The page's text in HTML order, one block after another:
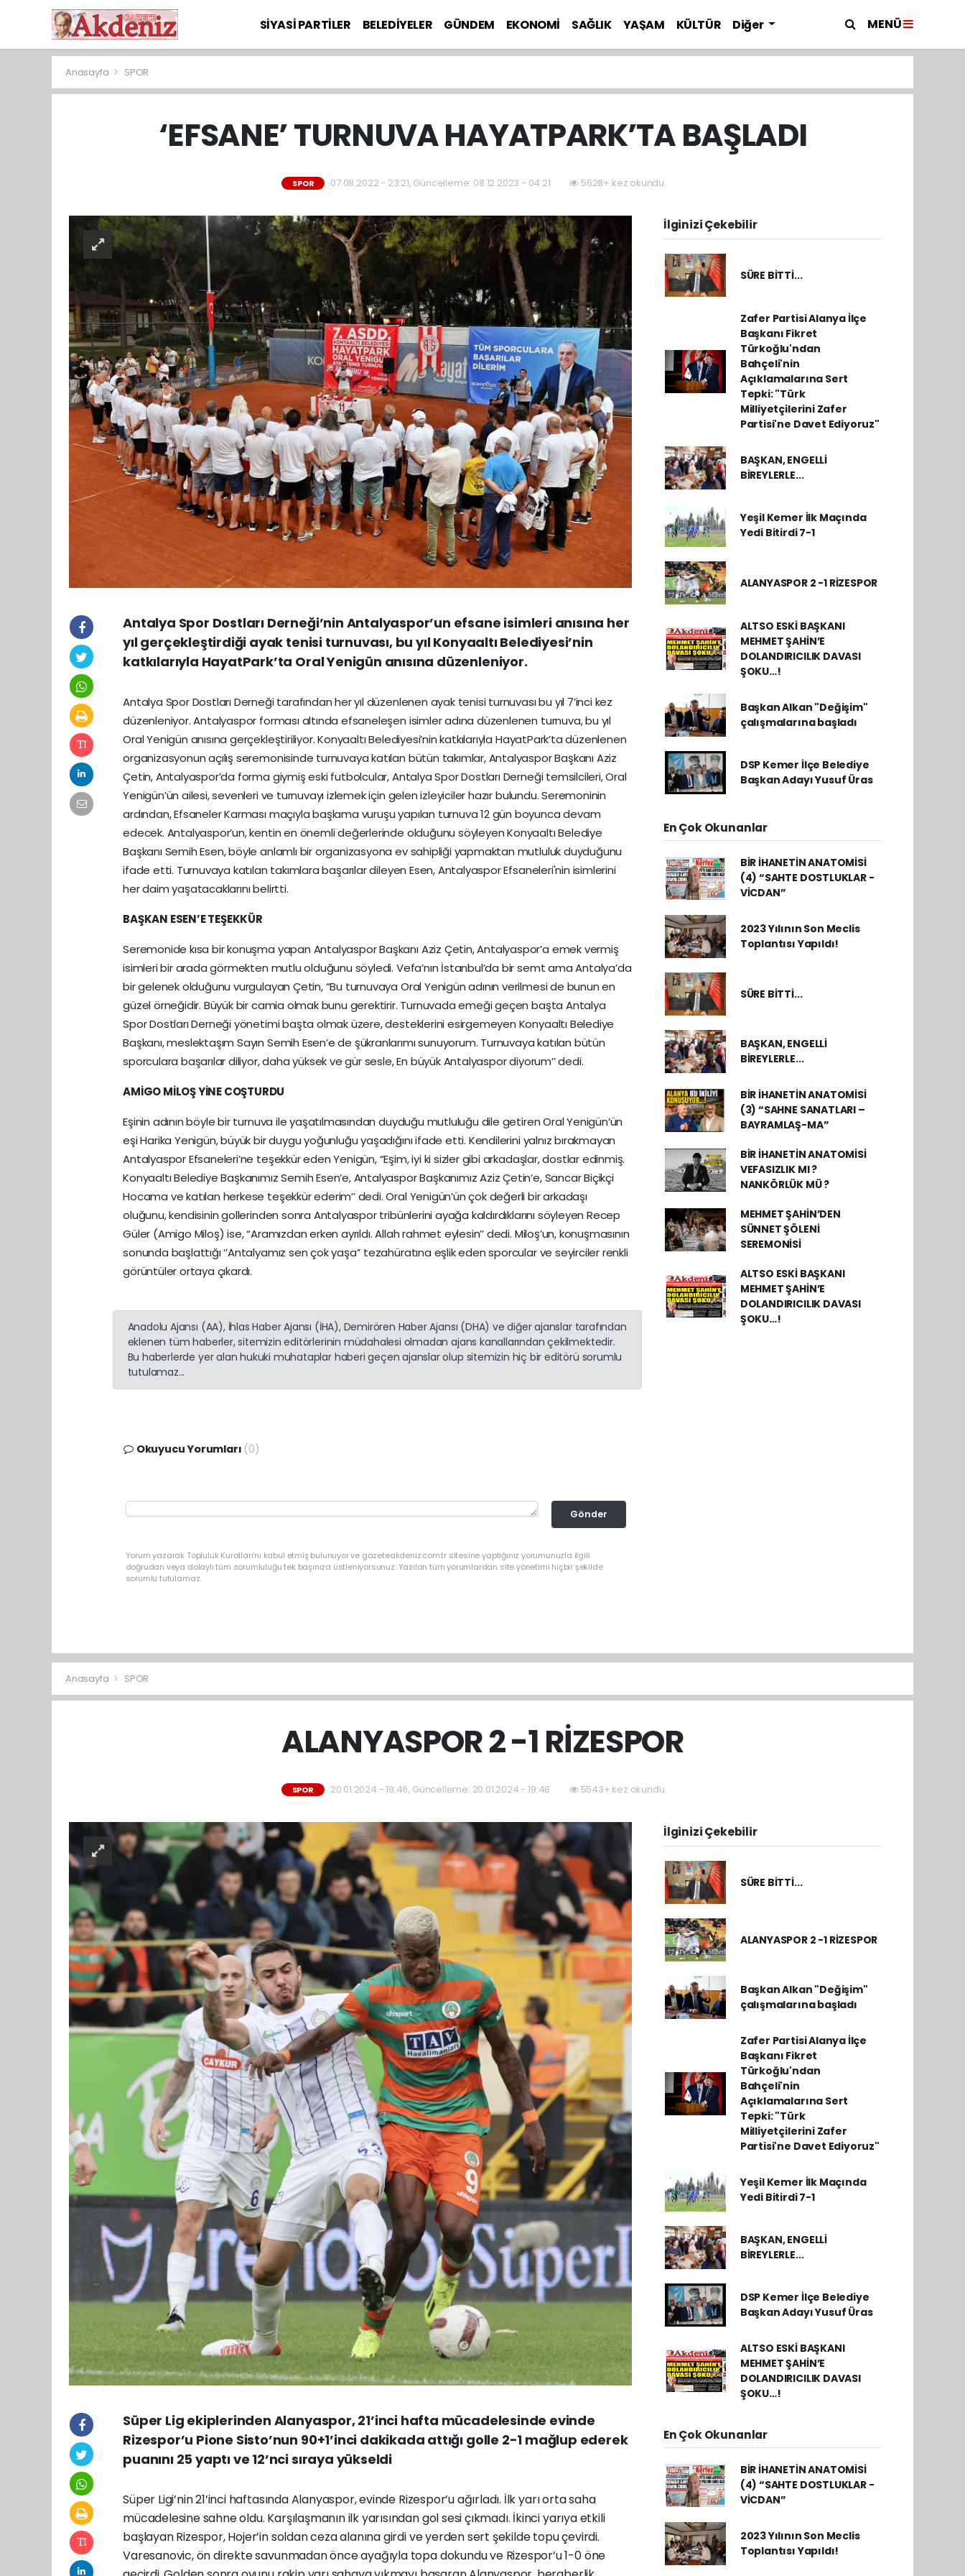
SİYASİ PARTİLER BELEDİYELER GÜNDEM EKONOMİ SAĞLIK YAŞAM KÜLTÜR Diğer MENÜ
Anasayfa SPOR
‘EFSANE’ TURNUVA HAYATPARK’TA BAŞLADI
SPOR 07.08.2022 - 23:21, Güncelleme: 08.12.2023 - 04:21 5628+ kez okundu.
Antalya Spor Dostları Derneği’nin Antalyaspor’un efsane isimleri anısına her
yıl gerçekleştirdiği ayak tenisi turnuvası, bu yıl Konyaaltı Belediyesi’nin
katkılarıyla HayatPark’ta Oral Yenigün anısına düzenleniyor.
Antalya Spor Dostları Derneği tarafından her yıl düzenlenen ayak tenisi turnuvası bu yıl 7’inci kez
düzenleniyor. Antalyaspor forması altında efsaneleşen isimler adına düzenlenen turnuva, bu yıl
Oral Yenigün anısına gerçekleştiriliyor. Konyaaltı Belediyesi’nin katkılarıyla HayatPark’ta düzenlenen
organizasyonun açılış seremonisinde turnuvaya katılan bütün takımlar, Antalyaspor Başkanı Aziz
Çetin, Antalyaspor’da forma giymiş eski futbolcular, Antalya Spor Dostları Derneği temsilcileri, Oral
Yenigün’ün ailesi, sevenleri ve turnuvayı izlemek için gelen izleyiciler hazır bulundu. Seremoninin
ardından, Efsaneler Karması maçıyla başlama vuruşu yapılan turnuva 12 gün boyunca devam
edecek. Antalyaspor’un, kentin en önemli değerlerinde olduğunu söyleyen Konyaaltı Belediye
Başkanı Semih Esen, böyle anlamlı bir organizasyona ev sahipliği yapmaktan mutluluk duyduğunu
ifade etti. Turnuvaya katılan takımlara başarılar dileyen Esen, Antalyaspor Efsaneleri'nin isimlerini
her daim yaşatacaklarını belirtti.
BAŞKAN ESEN’E TEŞEKKÜR
Seremonide kısa bir konuşma yapan Antalyaspor Başkanı Aziz Çetin, Antalyaspor’a emek vermiş
isimleri bir arada görmekten mutlu olduğunu söyledi. Vefa’nın İstanbul’da bir semt ama Antalya’da
bir gelenek olduğunu vurgulayan Çetin, “Bu turnuvaya Oral Yenigün adının verilmesi de bunun en
güzel örneğidir. Büyük bir camia olmak bunu gerektirir. Turnuvada emeği geçen başta Antalya
Spor Dostları Derneği yönetimi başta olmak üzere, desteklerini esirgemeyen Konyaaltı Belediye
Başkanı, meslektaşım Sayın Semih Esen’e de şükranlarımı sunuyorum. Turnuvaya katılan bütün
sporculara başarılar diliyor, daha yüksek ve gür sesle, En büyük Antalyaspor diyorum’’ dedi.
AMİGO MİLOŞ YİNE COŞTURDU
Eşinin adının böyle bir turnuva ile yaşatılmasından duyduğu mutluluğu dile getiren Oral Yenigün’ün
eşi Harika Yenigün, büyük bir duygu yoğunluğu yaşadığını ifade etti. Kendilerini yalnız bırakmayan
Antalyaspor Efsaneleri’ne teşekkür eden Yenigün, “Eşim, iyi ki sizler gibi arkadaşlar, dostlar edinmiş.
Konyaaltı Belediye Başkanımız Semih Esen’e, Antalyaspor Başkanımız Aziz Çetin’e, Sancar Biçikçi
Hocama ve katılan herkese teşekkür ederim’’ dedi. Oral Yenigün’ün çok değerli bir arkadaşı
oluğunu, kendisinin gollerinden sonra Antalyaspor tribünlerini ayağa kaldırdıklarını söyleyen Recep
Güler (Amigo Miloş) ise, “Aramızdan erken ayrıldı. Allah rahmet eylesin’’ dedi. Miloş’un, konuşmasının
sonunda başlattığı ‘’Antalyamız sen çok yaşa’’ tezahüratına eşlik eden sporcular ve seyirciler renkli
görüntüler ortaya çıkardı.
Anadolu Ajansı (AA), İhlas Haber Ajansı (İHA), Demirören Haber Ajansı (DHA) ve diğer ajanslar tarafından
eklenen tüm haberler, sitemizin editörlerinin müdahalesi olmadan ajans kanallarından çekilmektedir.
Bu haberlerde yer alan hukuki muhataplar haberi geçen ajanslar olup sitemizin hiç bir editörü sorumlu
tutulamaz...
Okuyucu Yorumları (0)
Gönder
Yorum yazarak Topluluk Kuralları’nı kabul etmiş bulunuyor ve gazeteakdeniz.com.tr sitesine yaptığınız yorumunuzla ilgili
doğrudan veya dolaylı tüm sorumluluğu tek başınıza üstleniyorsunuz. Yazılan tüm yorumlardan site yönetimi hiçbir şekilde
sorumlu tutulamaz.
İlginizi Çekebilir
SÜRE BİTTİ...
Zafer Partisi Alanya İlçe
Başkanı Fikret
Türkoğlu'ndan
Bahçeli'nin
Açıklamalarına Sert
Tepki: "Türk
Milliyetçilerini Zafer
Partisi'ne Davet Ediyoruz"
BAŞKAN, ENGELLİ
BİREYLERLE...
Yeşil Kemer İlk Maçında
Yedi Bitirdi 7-1
ALANYASPOR 2 -1 RİZESPOR
ALTSO ESKİ BAŞKANI
MEHMET ŞAHİN’E
DOLANDIRICILIK DAVASI
ŞOKU…!
Başkan Alkan "Değişim"
çalışmalarına başladı
DSP Kemer İlçe Belediye
Başkan Adayı Yusuf Üras
En Çok Okunanlar
BİR İHANETİN ANATOMİSİ
(4) “SAHTE DOSTLUKLAR -
VİCDAN”
2023 Yılının Son Meclis
Toplantısı Yapıldı!
SÜRE BİTTİ...
BAŞKAN, ENGELLİ
BİREYLERLE...
BİR İHANETİN ANATOMİSİ
(3) “SAHNE SANATLARI –
BAYRAMLAŞ-MA”
BİR İHANETİN ANATOMİSİ
VEFASIZLIK MI ?
NANKÖRLÜK MÜ ?
MEHMET ŞAHİN’DEN
SÜNNET ŞÖLENİ
SEREMONİSİ
ALTSO ESKİ BAŞKANI
MEHMET ŞAHİN’E
DOLANDIRICILIK DAVASI
ŞOKU…!
Anasayfa SPOR
ALANYASPOR 2 -1 RİZESPOR
SPOR 20.01.2024 - 19:46, Güncelleme: 20.01.2024 - 19:48 5543+ kez okundu.
Süper Lig ekiplerinden Alanyaspor, 21’inci hafta mücadelesinde evinde
Rizespor’u Pione Sisto’nun 90+1’inci dakikada attığı golle 2-1 mağlup ederek
puanını 25 yaptı ve 12’nci sıraya yükseldi
Süper Ligi’nin 21’inci haftasında Alanyaspor, evinde Rizespor’u ağırladı. İlk yarı orta saha
mücadelesine sahne oldu. Karşılaşmanın ilk yarısından gol sesi çıkmadı. İkinci yarıya etkili
başlayan Rizespor, Hojer’in soldan ceza alanına girdi ve yerden sert şekilde topu çevirdi.
Varesanovic, ön direkte savunmadan önce ayağıyla topa dokundu ve Rizespor’u 1-0 öne
İlginizi Çekebilir
SÜRE BİTTİ...
ALANYASPOR 2 -1 RİZESPOR
Başkan Alkan "Değişim"
çalışmalarına başladı
Zafer Partisi Alanya İlçe
Başkanı Fikret
Türkoğlu'ndan
Bahçeli'nin
Açıklamalarına Sert
Tepki: "Türk
Milliyetçilerini Zafer
Partisi'ne Davet Ediyoruz"
Yeşil Kemer İlk Maçında
Yedi Bitirdi 7-1
BAŞKAN, ENGELLİ
BİREYLERLE...
DSP Kemer İlçe Belediye
Başkan Adayı Yusuf Üras
ALTSO ESKİ BAŞKANI
MEHMET ŞAHİN’E
DOLANDIRICILIK DAVASI
ŞOKU…!
En Çok Okunanlar
BİR İHANETİN ANATOMİSİ
(4) “SAHTE DOSTLUKLAR -
VİCDAN”
2023 Yılının Son Meclis
Toplantısı Yapıldı!